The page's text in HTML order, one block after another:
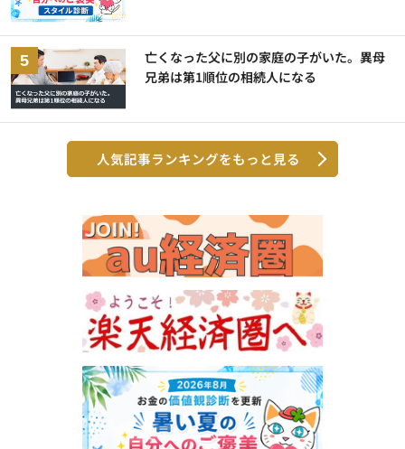
亡くなった父に別の家庭の子がいた。異母
兄弟は第1順位の相続人になる
人気記事ランキングをもっと見る